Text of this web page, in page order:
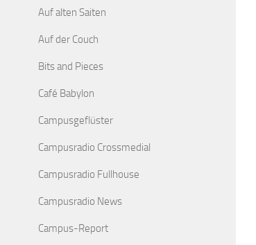
Auf alten Saiten
Auf der Couch
Bits and Pieces
Café Babylon
Campusgeflüster
Campusradio Crossmedial
Campusradio Fullhouse
Campusradio News
Campus-Report